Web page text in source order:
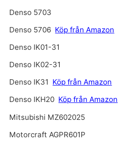
Denso 5703
Denso 5706 Köp från Amazon
Denso IK01-31
Denso IK02-31
Denso IK31 Köp från Amazon
Denso IKH20 Köp från Amazon
Mitsubishi MZ602025
Motorcraft AGPR601P